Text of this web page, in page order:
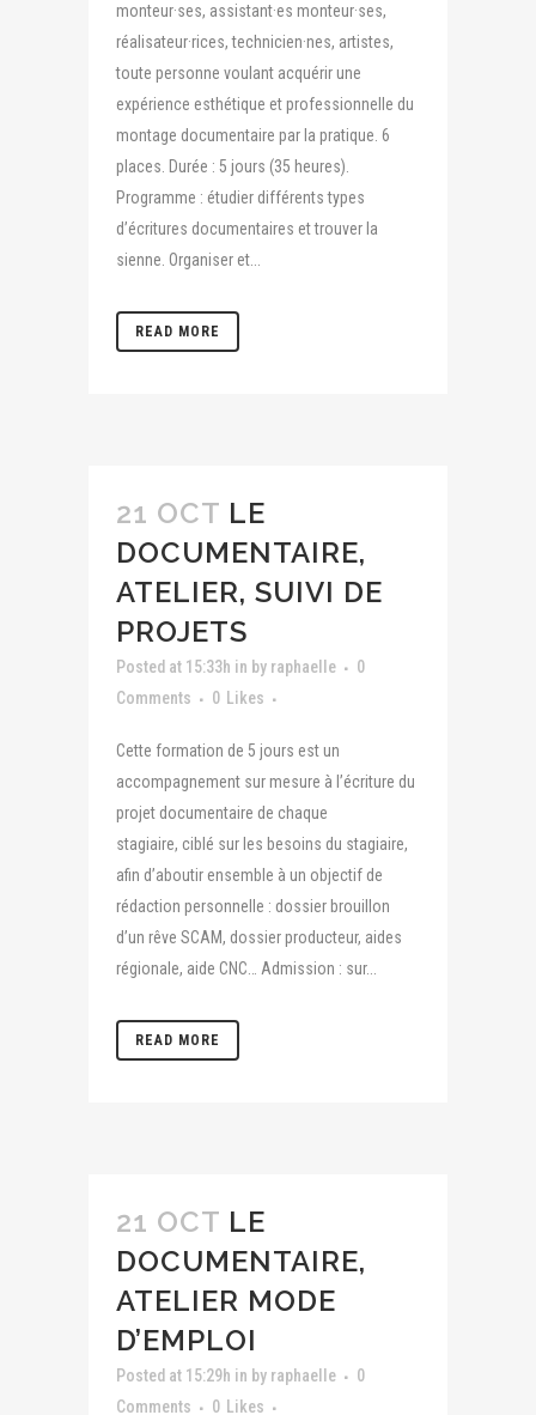
monteur·ses, assistant·es monteur·ses,
réalisateur·rices, technicien·nes, artistes,
toute personne voulant acquérir une
expérience esthétique et professionnelle du
montage documentaire par la pratique. 6
places. Durée : 5 jours (35 heures).
Programme : étudier différents types
d’écritures documentaires et trouver la
sienne. Organiser et...
READ MORE
21 OCT LE
DOCUMENTAIRE,
ATELIER, SUIVI DE
PROJETS
Posted at 15:33h in by raphaelle
0
Comments
0 Likes
Cette formation de 5 jours est un
accompagnement sur mesure à l’écriture du
projet documentaire de chaque
stagiaire, ciblé sur les besoins du stagiaire,
afin d’aboutir ensemble à un objectif de
rédaction personnelle : dossier brouillon
d’un rêve SCAM, dossier producteur, aides
régionale, aide CNC… Admission : sur...
READ MORE
21 OCT LE
DOCUMENTAIRE,
ATELIER MODE
D’EMPLOI
Posted at 15:29h in by raphaelle
0
Comments
0 Likes